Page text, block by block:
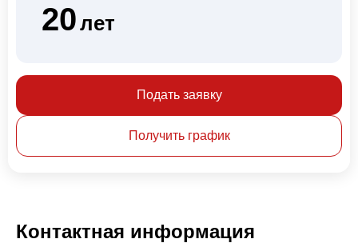
20лет
Подать заявку
Получить график
Контактная информация